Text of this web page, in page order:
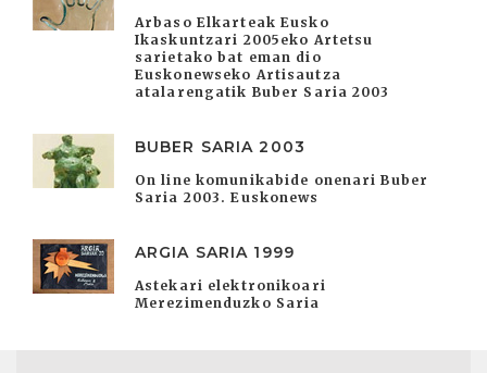
Arbaso Elkarteak Eusko
Ikaskuntzari 2005eko Artetsu
sarietako bat eman dio
Euskonewseko Artisautza
atalarengatik Buber Saria 2003
BUBER SARIA 2003
On line komunikabide onenari Buber
Saria 2003. Euskonews
ARGIA SARIA 1999
Astekari elektronikoari
Merezimenduzko Saria